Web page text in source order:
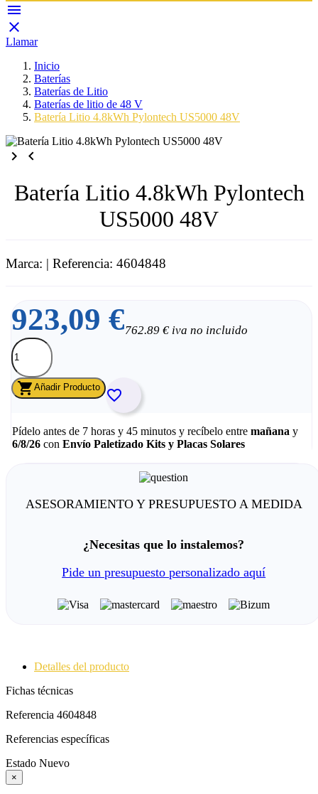


Llamar
Inicio
Baterías
Baterías de Litio
Baterías de litio de 48 V
Batería Litio 4.8kWh Pylontech US5000 48V
keyboard_arrow_right keyboard_arrow_left
Batería Litio 4.8kWh Pylontech
US5000 48V
Marca: | Referencia: 4604848
923,09 €762.89 € iva no incluido
 Añadir Producto 
Pídelo antes de 7 horas y 45 minutos y recíbelo entre mañana y
6/8/26 con Envío Paletizado Kits y Placas Solares
ASESORAMIENTO Y PRESUPUESTO A MEDIDA
¿Necesitas que lo instalemos?
Pide un presupuesto personalizado aquí
Detalles del producto
Fichas técnicas
Referencia 4604848
Referencias específicas
Estado Nuevo
×